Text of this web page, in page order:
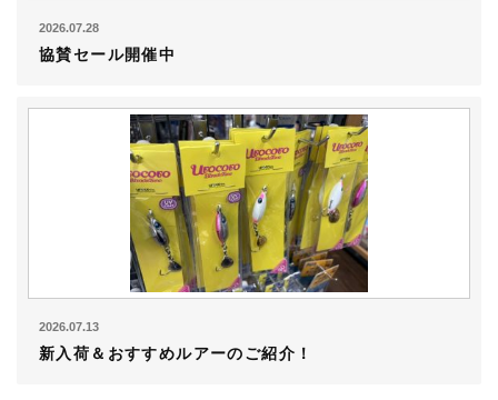
2026.07.28
協賛セール開催中
2026.07.13
新入荷＆おすすめルアーのご紹介！